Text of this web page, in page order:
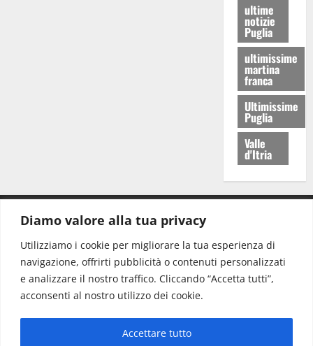
Diamo valore alla tua privacy
Utilizziamo i cookie per migliorare la tua esperienza di
navigazione, offrirti pubblicità o contenuti personalizzati
e analizzare il nostro traffico. Cliccando “Accetta tutti”,
acconsenti al nostro utilizzo dei cookie.
Accettare tutto
ultime
notizie
Puglia
ultimissime
martina
franca
Ultimissime
Puglia
Valle
d'Itria
Redazione: redazione@www.martinasera.it
Direttore:direttore@www.martinasera.it
Info & Commerciale:info@www.martinasera.it